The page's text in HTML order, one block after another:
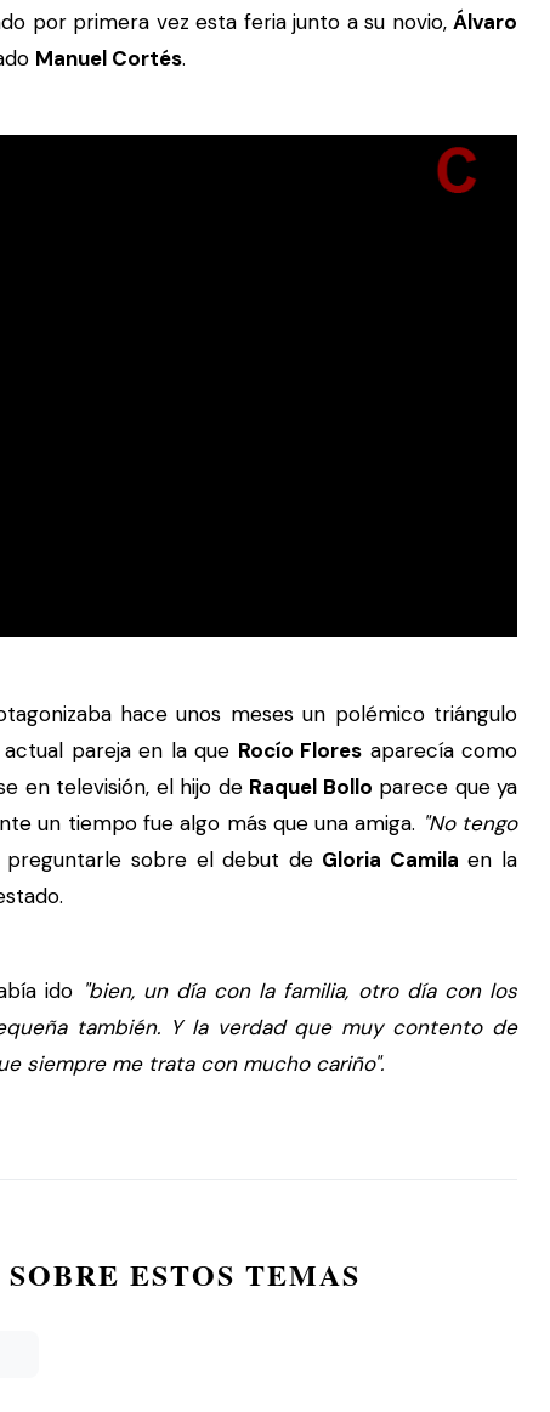
por primera vez esta feria junto a su novio,Álvaro
Manuel Cortés.
hace unos meses un polémico triángulo
pareja en la que Rocío Flores aparecía como
en televisión, el hijo de Raquel Bollo parece que ya
un tiempo fue algo más que una amiga. "No tengo
preguntarle sobre el debut de Gloria Camila en la
ido "bien, un día con la familia, otro día con los
también. Y la verdad que muy contento de
siempre me trata con mucho cariño".
ESTOS TEMAS